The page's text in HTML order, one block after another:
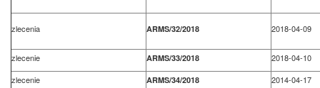
zlecenia ARMS/32/2018 2018-04-09
zlecenie ARMS/33/2018
2018-04-10
zlecenie
ARMS/34/2018
2014-04-17